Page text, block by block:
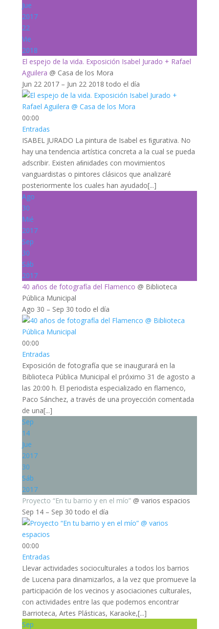
Jue
2017
22
Vie
2018
El espejo de la vida. Exposición Isabel Jurado + Rafael
Aguilera @ Casa de los Mora
Jun 22 2017 – Jun 22 2018todo el día
00:00
Entradas
ISABEL JURADO La pintura de Isabel es ﬁgurativa. No
hay una tendencia artística concreta a la cual se pueda
adscribir. Existen aﬁnidades con movimientos
vanguardistas o pintores clásicos que analizaré
posteriormente los cuales han ayudado[...]
Ago
30
Mié
2017
Sep
30
Sáb
2017
40 años de fotografía del Flamenco @ Biblioteca
Pública Municipal
Ago 30 – Sep 30todo el día
00:00
Entradas
Exposición de fotografía que se inaugurará en la
Biblioteca Pública Municipal el próximo 31 de agosto a
las 20:00 h. El periodista especializado en flamenco,
Paco Sánchez, a través de una proyección comentada
de una[...]
Sep
14
Jue
2017
30
Sáb
2017
Proyecto “En tu barrio y en el mío” @ varios espacios
Sep 14 – Sep 30todo el día
00:00
Entradas
Llevar actividades socioculturales a todos los barrios
de Lucena para dinamizarlos, a la vez que promueve la
participación de los vecinos y asociaciones culturales,
con actividades entre las que podemos encontrar
Barrioteca, Artes Plásticas, Karaoke,[...]
Sep